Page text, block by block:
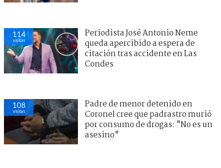
114
visitas
Periodista José Antonio Neme
queda apercibido a espera de
citación tras accidente en Las
Condes
108
visitas
Padre de menor detenido en
Coronel cree que padrastro murió
por consumo de drogas: "No es un
asesino"